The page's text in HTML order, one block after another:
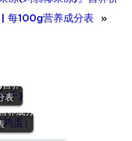
每100g营养成分表
»
养
表
鹌鹑
价值 |
养成分